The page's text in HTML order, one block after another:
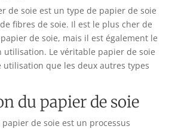
de soie est un type de papier de soie
fibres de soie. Il est le plus cher de
de soie, mais il est également le
utilisation. Le véritable papier de soie
utilisation que les deux autres types
du papier de soie
de soie est un processus